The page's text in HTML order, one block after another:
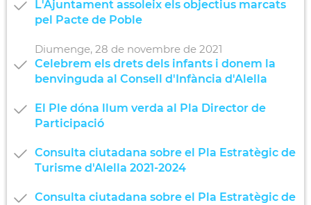
L'Ajuntament assoleix els objectius marcats
pel Pacte de Poble
Diumenge, 28 de novembre de 2021
Celebrem els drets dels infants i donem la
benvinguda al Consell d'Infància d'Alella
El Ple dóna llum verda al Pla Director de
Participació
Consulta ciutadana sobre el Pla Estratègic de
Turisme d'Alella 2021-2024
Consulta ciutadana sobre el Pla Estratègic de